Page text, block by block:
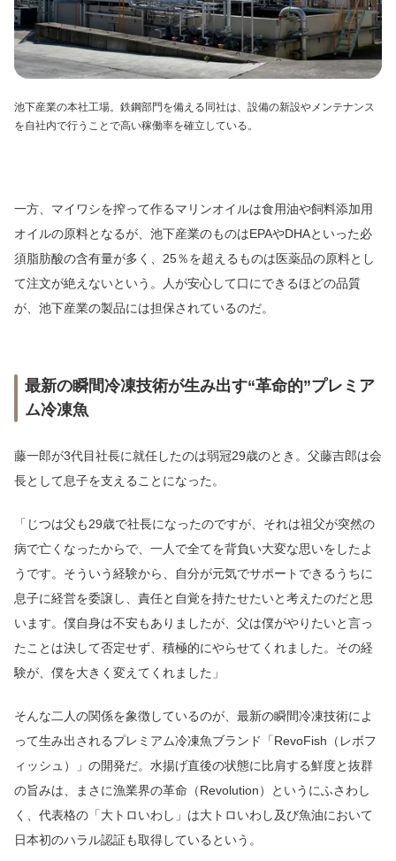
池下産業の本社工場。鉄鋼部門を備える同社は、設備の新設やメンテナンス
を自社内で行うことで高い稼働率を確立している。
一方、マイワシを搾って作るマリンオイルは食用油や飼料添加用
オイルの原料となるが、池下産業のものはEPAやDHAといった必
須脂肪酸の含有量が多く、25％を超えるものは医薬品の原料とし
て注文が絶えないという。人が安心して口にできるほどの品質
が、池下産業の製品には担保されているのだ。
最新の瞬間冷凍技術が生み出す“革命的”プレミア
ム冷凍魚
藤一郎が3代目社長に就任したのは弱冠29歳のとき。父藤吉郎は会
長として息子を支えることになった。
「じつは父も29歳で社長になったのですが、それは祖父が突然の
病で亡くなったからで、一人で全てを背負い大変な思いをしたよ
うです。そういう経験から、自分が元気でサポートできるうちに
息子に経営を委譲し、責任と自覚を持たせたいと考えたのだと思
います。僕自身は不安もありましたが、父は僕がやりたいと言っ
たことは決して否定せず、積極的にやらせてくれました。その経
験が、僕を大きく変えてくれました」
そんな二人の関係を象徴しているのが、最新の瞬間冷凍技術によ
って生み出されるプレミアム冷凍魚ブランド「RevoFish（レボフ
ィッシュ）」の開発だ。水揚げ直後の状態に比肩する鮮度と抜群
の旨みは、まさに漁業界の革命（Revolution）というにふさわし
く、代表格の「大トロいわし」は大トロいわし及び魚油において
日本初のハラル認証も取得しているという。